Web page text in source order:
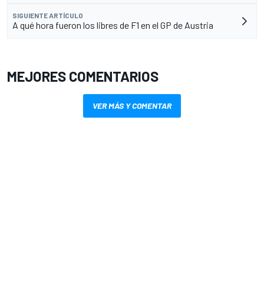
SIGUIENTE ARTÍCULO
A qué hora fueron los libres de F1 en el GP de Austria
MEJORES COMENTARIOS
VER MÁS Y COMENTAR